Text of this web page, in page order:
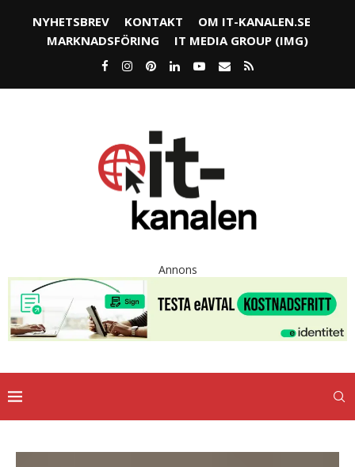
NYHETSBREV KONTAKT
OM IT-KANALEN.SE
MARKNADSFÖRING
IT MEDIA GROUP (IMG)
Annons